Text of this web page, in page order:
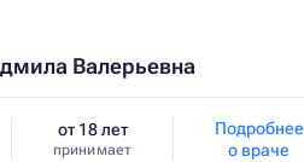
Валерьевна
от 18 лет
принимает
Подробнее
о враче